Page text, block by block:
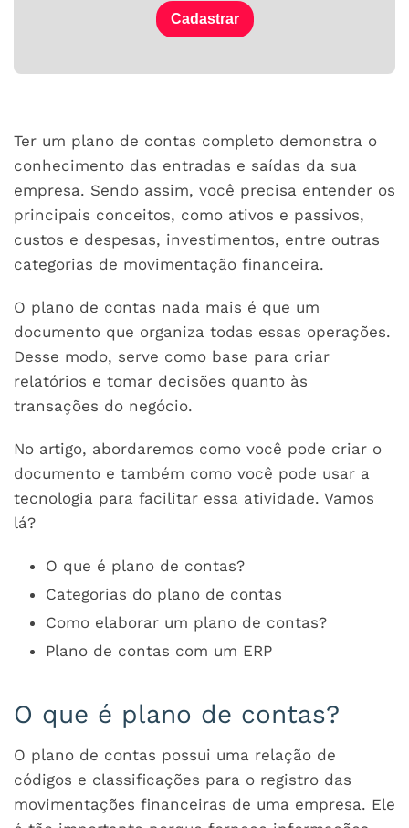
Ter um plano de contas completo demonstra o
conhecimento das entradas e saídas da sua
empresa. Sendo assim, você precisa entender os
principais conceitos, como ativos e passivos,
custos e despesas, investimentos, entre outras
categorias de movimentação financeira.
O plano de contas nada mais é que um
documento que organiza todas essas operações.
Desse modo, serve como base para criar
relatórios e tomar decisões quanto às
transações do negócio.
No artigo, abordaremos como você pode criar o
documento e também como você pode usar a
tecnologia para facilitar essa atividade. Vamos
lá?
O que é plano de contas?
Categorias do plano de contas
Como elaborar um plano de contas?
Plano de contas com um ERP
O que é plano de contas?
O plano de contas possui uma relação de
códigos e classificações para o registro das
movimentações financeiras de uma empresa. Ele
Cadastrar